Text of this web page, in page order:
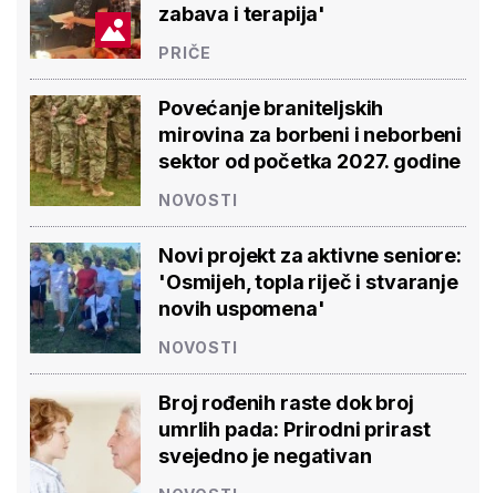
zabava i terapija'
PRIČE
Povećanje braniteljskih
mirovina za borbeni i neborbeni
sektor od početka 2027. godine
NOVOSTI
Novi projekt za aktivne seniore:
'Osmijeh, topla riječ i stvaranje
novih uspomena'
NOVOSTI
Broj rođenih raste dok broj
umrlih pada: Prirodni prirast
svejedno je negativan